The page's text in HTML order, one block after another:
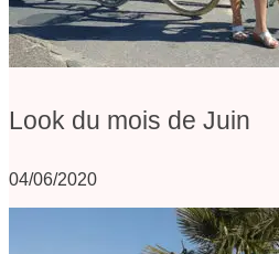
Look du mois de Juin
04/06/2020